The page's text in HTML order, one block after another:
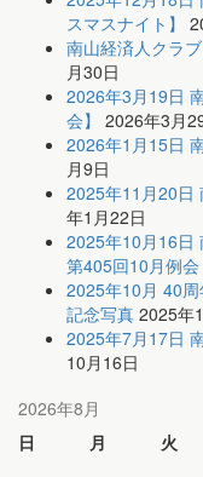
スマスナイト】
南山経済人クラ
月30日
2026年3月19日
会】 2026年3月
2026年1月15日
月9日
2025年11月20日
年1月22日
2025年10月16日
第405回10月例会
2025年10月 40
記念写真 2025年
2025年7月17日
10月16日
2026年8月
日
月 火